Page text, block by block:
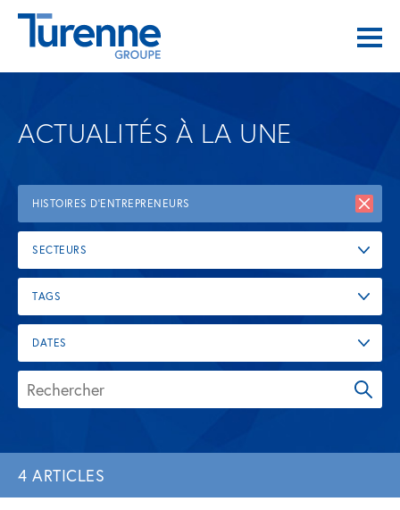
ACTUALITÉS À LA UNE
HISTOIRES D'ENTREPRENEURS
SECTEURS
TAGS
DATES
4 ARTICLES